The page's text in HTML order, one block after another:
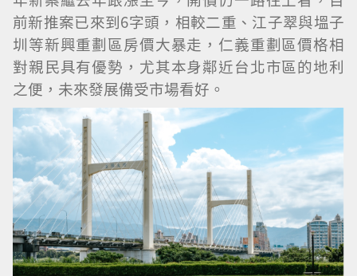
前新推案已來到6字頭，相較二重、江子翠與塭子
圳等新興重劃區房價大暴走，仁義重劃區價格相
對親民具有優勢，尤其本身鄰近台北市區的地利
之便，未來發展備受市場看好。